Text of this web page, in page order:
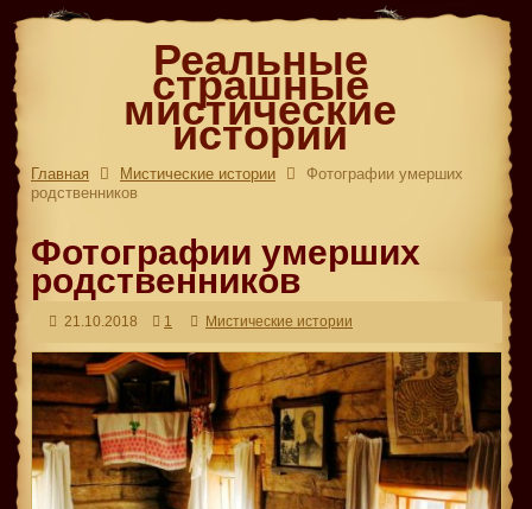
Реальные
страшные
мистические
истории
Главная Мистические истории
Фотографии умерших
родственников
Фотографии умерших
родственников
21.10.2018 1 Мистические истории